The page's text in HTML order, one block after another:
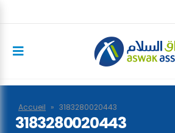
Accueil » 3183280020443
3183280020443